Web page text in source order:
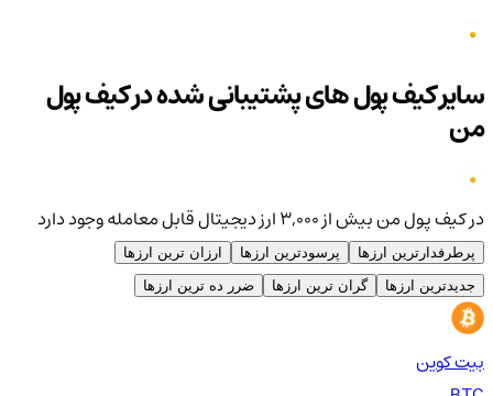
سایر کیف پول های پشتیبانی شده در کیف پول
من
در کیف پول من بیش از ۳,۰۰۰ ارز دیجیتال قابل معامله وجود دارد
پرطرفدارترین ارزها پرسودترین ارزها
ارزان ترین ارزها
جدیدترین ارزها
گران ترین ارزها ضرر ده ترین ارزها
بیت کوین